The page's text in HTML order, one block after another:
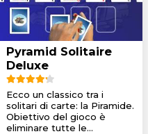
Pyramid Solitaire
Deluxe
Ecco un classico tra i
solitari di carte: la Piramide.
Obiettivo del gioco è
eliminare tutte le...